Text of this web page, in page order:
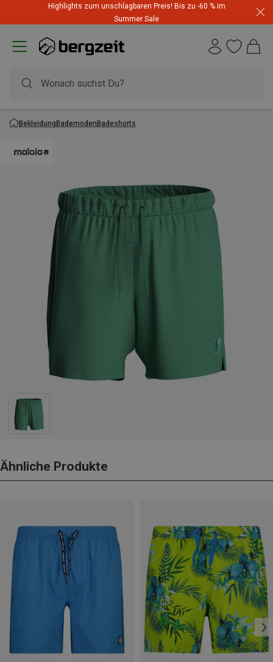
Highlights zum unschlagbaren Preis! Bis zu -60 % im
Summer Sale
BekleidungBademodenBadeshorts
Ähnliche Produkte